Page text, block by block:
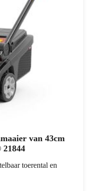
van 43cm
toerental en